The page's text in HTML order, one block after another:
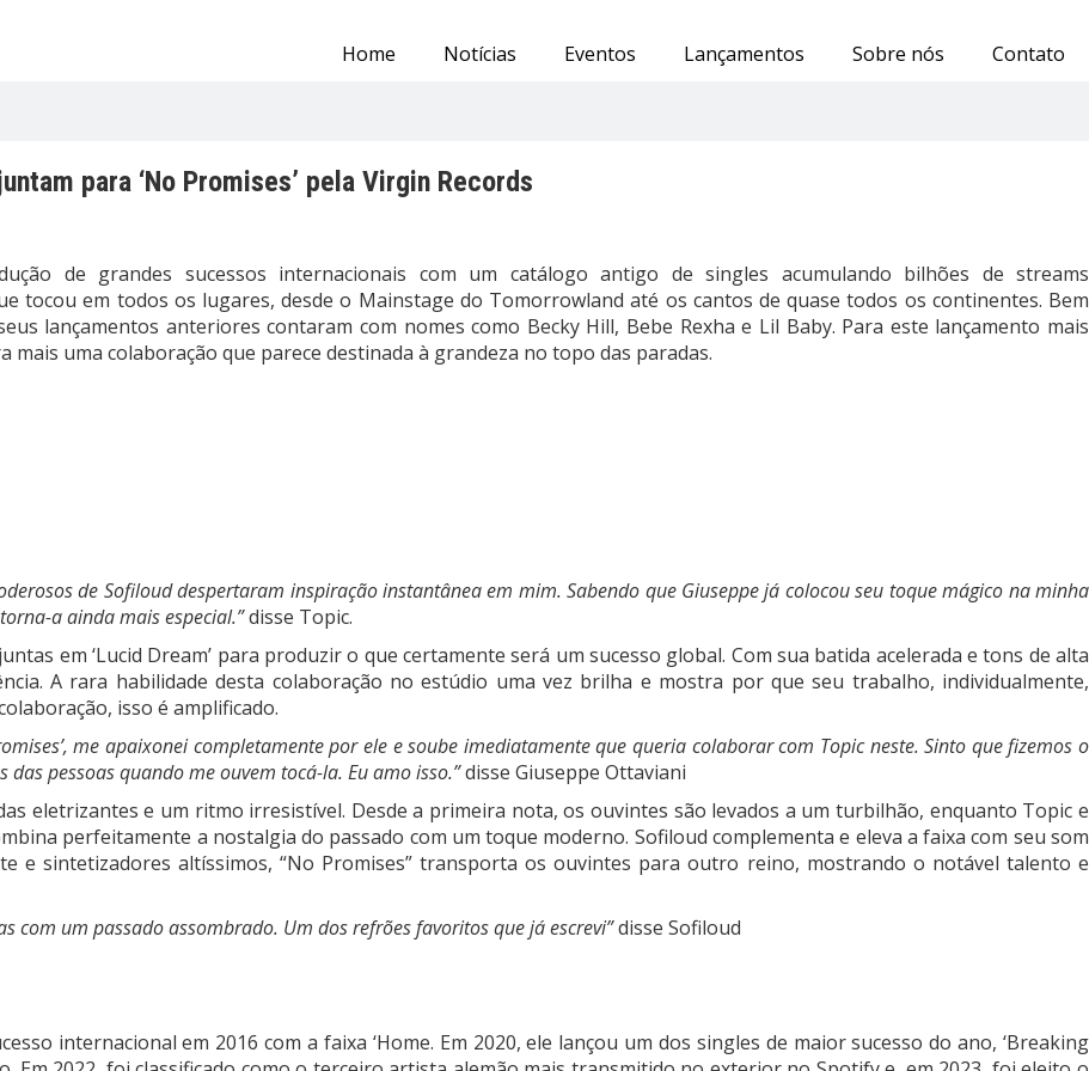
Home Notícias Eventos Lançamentos Sobre nós Contato
para ‘No Promises’ pela Virgin Records
de grandes sucessos internacionais com um catálogo antigo de singles acumulando bilhões de streams
tocou em todos os lugares, desde o Mainstage do Tomorrowland até os cantos de quase todos os continentes. Bem
lançamentos anteriores contaram com nomes como Becky Hill, Bebe Rexha e Lil Baby. Para este lançamento mais
uma colaboração que parece destinada à grandeza no topo das paradas.
de Sofiloud despertaram inspiração instantânea em mim. Sabendo que Giuseppe já colocou seu toque mágico na minha
a ainda mais especial.”disse Topic.
em ‘Lucid Dream’ para produzir o que certamente será um sucesso global. Com sua batida acelerada e tons de alta
A rara habilidade desta colaboração no estúdio uma vez brilha e mostra por que seu trabalho, individualmente,
isso é amplificado.
me apaixonei completamente por ele e soube imediatamente que queria colaborar com Topic neste. Sinto que fizemos o
pessoas quando me ouvem tocá-la. Eu amo isso.”disse Giuseppe Ottaviani
eletrizantes e um ritmo irresistível. Desde a primeira nota, os ouvintes são levados a um turbilhão, enquanto Topic e
perfeitamente a nostalgia do passado com um toque moderno. Sofiloud complementa e eleva a faixa com seu som
e sintetizadores altíssimos, “No Promises” transporta os ouvintes para outro reino, mostrando o notável talento e
com um passado assombrado. Um dos refrões favoritos que já escrevi”disse Sofiloud
internacional em 2016 com a faixa ‘Home. Em 2020, ele lançou um dos singles de maior sucesso do ano, ‘Breaking